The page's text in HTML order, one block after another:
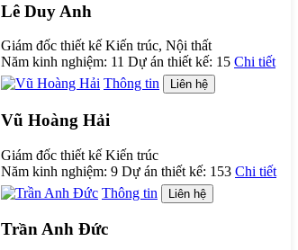
Lê Duy Anh
Giám đốc thiết kế Kiến trúc, Nội thất
Năm kinh nghiệm: 11 Dự án thiết kế: 15 Chi tiết
Thông tin
Liên hệ
Vũ Hoàng Hải
Giám đốc thiết kế Kiến trúc
Năm kinh nghiệm: 9 Dự án thiết kế: 153 Chi tiết
Thông tin
Liên hệ
Trần Anh Đức